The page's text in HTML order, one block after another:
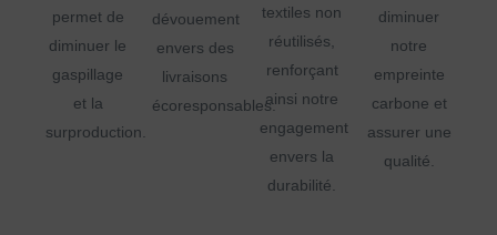
permet de
diminuer le
gaspillage
et la
surproduction.
dévouement
envers des
livraisons
écoresponsables.
textiles non
réutilisés,
renforçant
ainsi notre
engagement
envers la
durabilité.
diminuer
notre
empreinte
carbone et
assurer une
qualité.